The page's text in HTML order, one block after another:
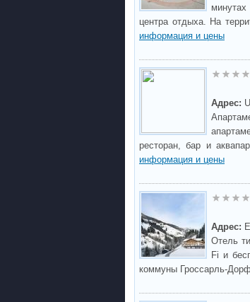
центра отдыха. На
информация и цены
Адрес:
ресторан, бар и
информация и цены
Адрес:
Отель
Fi и
коммуны Гроссарль-